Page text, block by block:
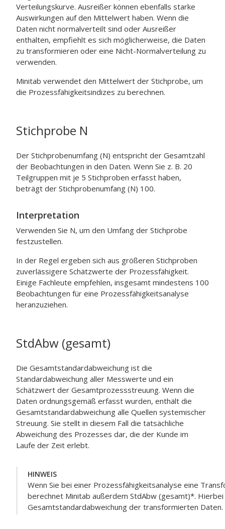
Verteilungskurve. Ausreißer können ebenfalls starke
Auswirkungen auf den Mittelwert haben. Wenn die
Daten nicht normalverteilt sind oder Ausreißer
enthalten, empfiehlt es sich möglicherweise, die Daten
zu transformieren oder eine Nicht-Normalverteilung zu
verwenden.
Minitab verwendet den Mittelwert der Stichprobe, um
die Prozessfähigkeitsindizes zu berechnen.
Stichprobe N
Der Stichprobenumfang (N) entspricht der Gesamtzahl
der Beobachtungen in den Daten. Wenn Sie z. B. 20
Teilgruppen mit je 5 Stichproben erfasst haben,
beträgt der Stichprobenumfang (N) 100.
Interpretation
Verwenden Sie N, um den Umfang der Stichprobe
festzustellen.
In der Regel ergeben sich aus größeren Stichproben
zuverlässigere Schätzwerte der Prozessfähigkeit.
Einige Fachleute empfehlen, insgesamt mindestens 100
Beobachtungen für eine Prozessfähigkeitsanalyse
heranzuziehen.
StdAbw (gesamt)
Die Gesamtstandardabweichung ist die
Standardabweichung aller Messwerte und ein
Schätzwert der Gesamtprozessstreuung. Wenn die
Daten ordnungsgemäß erfasst wurden, enthält die
Gesamtstandardabweichung alle Quellen systemischer
Streuung. Sie stellt in diesem Fall die tatsächliche
Abweichung des Prozesses dar, die der Kunde im
Laufe der Zeit erlebt.
HINWEIS
Wenn Sie bei einer Prozessfähigkeitsanalyse eine
berechnet Minitab außerdem StdAbw (gesamt)*.
Gesamtstandardabweichung der transformierten Daten.